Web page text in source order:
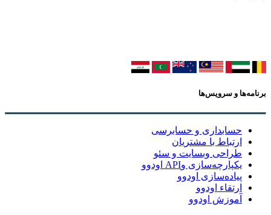
برنامه‌ها و سرویس‌ها
حسابداری و حسابرسی
ارتباط با مشتریان
طراحی وبسایت و سئو
یکپارچه‌سازی وAPI اودوو
پیاده‌سازی اودوو
ارتقاء اودوو
آموزش اودوو